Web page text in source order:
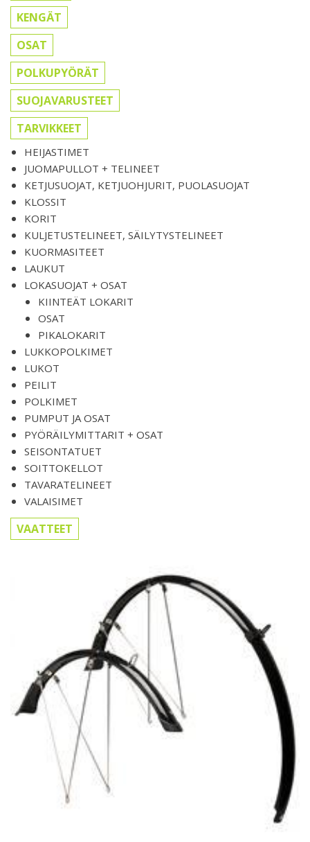
KENGÄT
OSAT
POLKUPYÖRÄT
SUOJAVARUSTEET
TARVIKKEET
HEIJASTIMET
JUOMAPULLOT + TELINEET
KETJUSUOJAT, KETJUOHJURIT, PUOLASUOJAT
KLOSSIT
KORIT
KULJETUSTELINEET, SÄILYTYSTELINEET
KUORMASITEET
LAUKUT
LOKASUOJAT + OSAT
KIINTEÄT LOKARIT
OSAT
PIKALOKARIT
LUKKOPOLKIMET
LUKOT
PEILIT
POLKIMET
PUMPUT JA OSAT
PYÖRÄILYMITTARIT + OSAT
SEISONTATUET
SOITTOKELLOT
TAVARATELINEET
VALAISIMET
VAATTEET